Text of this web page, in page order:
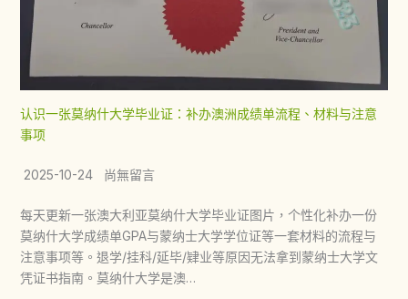
认识一张莫纳什大学毕业证：补办澳洲成绩单流程、材料与注意
事项
2025-10-24 尚無留言
每天更新一张澳大利亚莫纳什大学毕业证图片，个性化补办一份
莫纳什大学成绩单GPA与蒙纳士大学学位证等一套材料的流程与
注意事项等。退学/挂科/延毕/肄业等原因无法拿到蒙纳士大学文
凭证书指南。莫纳什大学是澳…